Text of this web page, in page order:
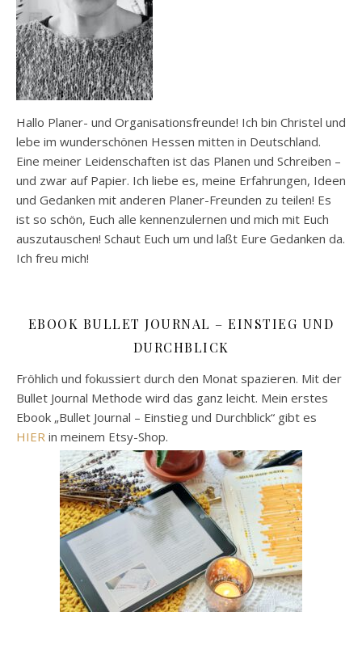
Hallo Planer- und Organisationsfreunde! Ich bin Christel und
lebe im wunderschönen Hessen mitten in Deutschland.
Eine meiner Leidenschaften ist das Planen und Schreiben –
und zwar auf Papier. Ich liebe es, meine Erfahrungen, Ideen
und Gedanken mit anderen Planer-Freunden zu teilen! Es
ist so schön, Euch alle kennenzulernen und mich mit Euch
auszutauschen! Schaut Euch um und laßt Eure Gedanken da.
Ich freu mich!
EBOOK BULLET JOURNAL – EINSTIEG UND
DURCHBLICK
Fröhlich und fokussiert durch den Monat spazieren. Mit der
Bullet Journal Methode wird das ganz leicht. Mein erstes
Ebook „Bullet Journal – Einstieg und Durchblick“ gibt es
HIER in meinem Etsy-Shop.